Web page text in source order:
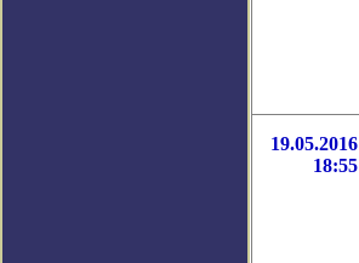
19.05.2016
18:55